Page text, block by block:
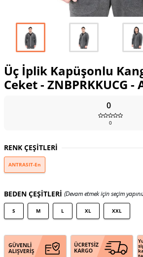
Üç İplik Kapüşonlu
Ceket - ZNBPRKKUCG -
0
0
RENK ÇEŞİTLERİ
ANTRASIT-En
BEDEN ÇEŞİTLERİ (Devam etmek için seçim
S M L XL XXL